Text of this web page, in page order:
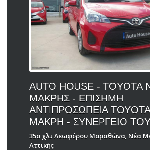
AUTO HOUSE - TOYOTA
ΜΑΚΡΗΣ - ΕΠΙΣΗΜΗ
ΑΝΤΙΠΡΟΣΩΠΕΙΑ
ΜΑΚΡΗ - ΣΥΝΕΡΓΕΙΟ
35ο χλμ Λεωφόρου Μαραθώνα, Νέα
Αττικής